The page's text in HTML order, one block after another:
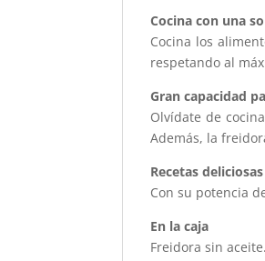
Cocina con una
Cocina los
respetando al
Gran capacidad
Olvídate de
Además, la
Recetas
Con su potencia
En la caja
Freidora sin aceite.